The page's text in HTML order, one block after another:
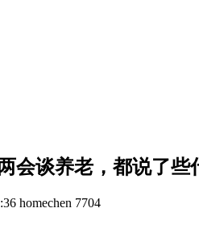
会谈养老，都说了些
homechen 7704